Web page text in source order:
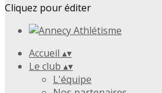
Cliquez pour éditer
Accueil ▴▾
Le club ▴▾
L'équipe